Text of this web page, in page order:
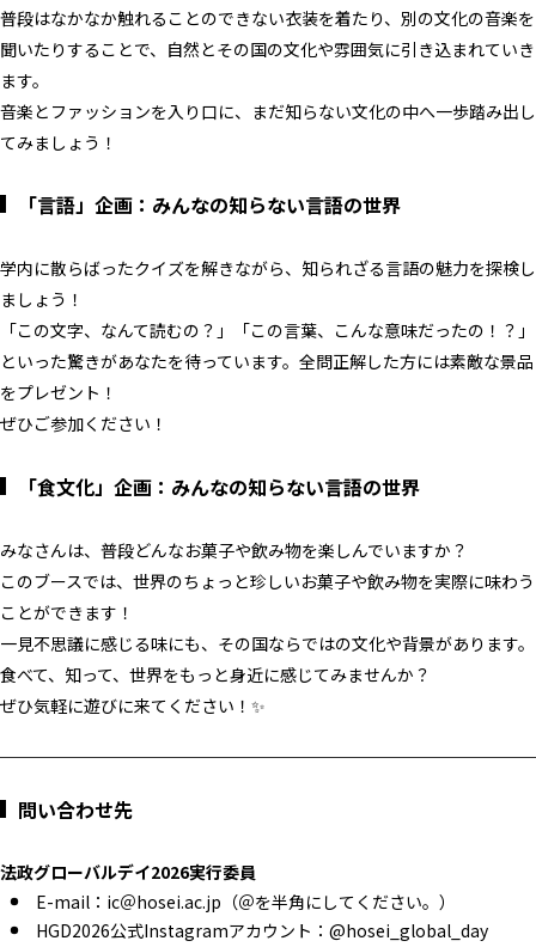
普段はなかなか触れることのできない衣装を着たり、別の文化の音楽を
聞いたりすることで、自然とその国の文化や雰囲気に引き込まれていき
ます。
音楽とファッションを入り口に、まだ知らない文化の中へ一歩踏み出し
てみましょう！
「言語」企画： みんなの知らない言語の世界
学内に散らばったクイズを解きながら、知られざる言語の魅力を探検し
ましょう！
「この文字、なんて読むの？」「この言葉、こんな意味だったの！？」
といった驚きがあなたを待っています。全問正解した方には素敵な景品
をプレゼント！
ぜひご参加ください！
「食文化」企画： みんなの知らない言語の世界
みなさんは、普段どんなお菓子や飲み物を楽しんでいますか？
このブースでは、世界のちょっと珍しいお菓子や飲み物を実際に味わう
ことができます！
一見不思議に感じる味にも、その国ならではの文化や背景があります。
食べて、知って、世界をもっと身近に感じてみませんか？
ぜひ気軽に遊びに来てください！✨
問い合わせ先
法政グローバルデイ2026実行委員
E-mail：ic＠hosei.ac.jp（＠を半角にしてください。）
HGD2026公式Instagramアカウント：@hosei_global_day